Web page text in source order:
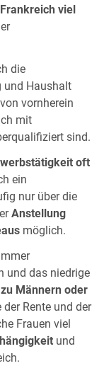
viel
die
und Haushalt
vornherein
mit
sind.
oft
ein
nur über die
Anstellung
möglich.
und das niedrige
Männern oder
Rente und der
Frauen viel
und